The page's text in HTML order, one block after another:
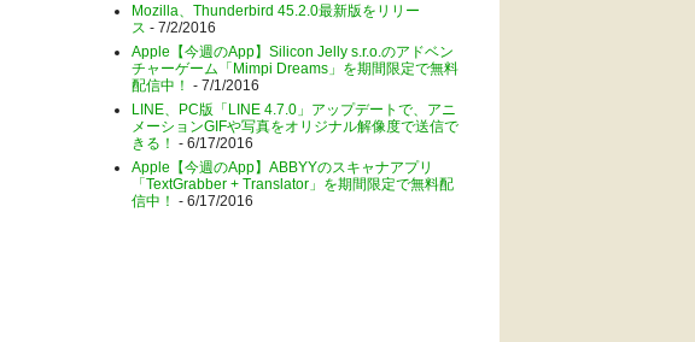
Mozilla、Thunderbird 45.2.0最新版をリリー
ス - 7/2/2016
Apple【今週のApp】Silicon Jelly s.r.o.のアドベン
チャーゲーム「Mimpi Dreams」を期間限定で無料
配信中！ - 7/1/2016
LINE、PC版「LINE 4.7.0」アップデートで、アニ
メーションGIFや写真をオリジナル解像度で送信で
きる！ - 6/17/2016
Apple【今週のApp】ABBYYのスキャナアプリ
「TextGrabber + Translator」を期間限定で無料配
信中！ - 6/17/2016